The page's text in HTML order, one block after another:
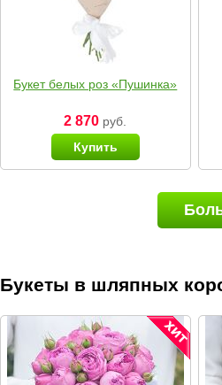
Букет белых роз «Пушинка»
2 870 руб.
Купить
Букеты в шляпных